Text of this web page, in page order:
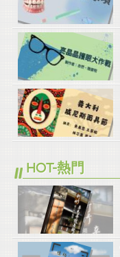
HOT-熱門